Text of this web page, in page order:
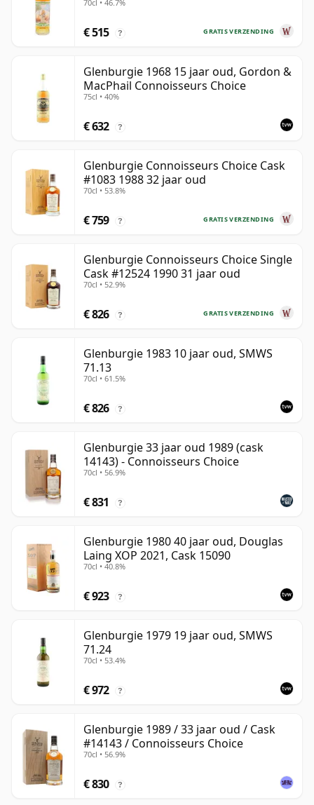
70cl • 46.7%
GRATIS VERZENDING
€ 515 ?
Glenburgie 1968 15 jaar oud, Gordon &
MacPhail Connoisseurs Choice
75cl • 40%
€ 632 ?
Glenburgie Connoisseurs Choice Cask
#1083 1988 32 jaar oud
70cl • 53.8%
GRATIS VERZENDING
€ 759 ?
Glenburgie Connoisseurs Choice Single
Cask #12524 1990 31 jaar oud
70cl • 52.9%
GRATIS VERZENDING
€ 826 ?
Glenburgie 1983 10 jaar oud, SMWS
71.13
70cl • 61.5%
€ 826 ?
Glenburgie 33 jaar oud 1989 (cask
14143) - Connoisseurs Choice
70cl • 56.9%
€ 831 ?
Glenburgie 1980 40 jaar oud, Douglas
Laing XOP 2021, Cask 15090
70cl • 40.8%
€ 923 ?
Glenburgie 1979 19 jaar oud, SMWS
71.24
70cl • 53.4%
€ 972 ?
Glenburgie 1989 / 33 jaar oud / Cask
#14143 / Connoisseurs Choice
70cl • 56.9%
€ 830 ?